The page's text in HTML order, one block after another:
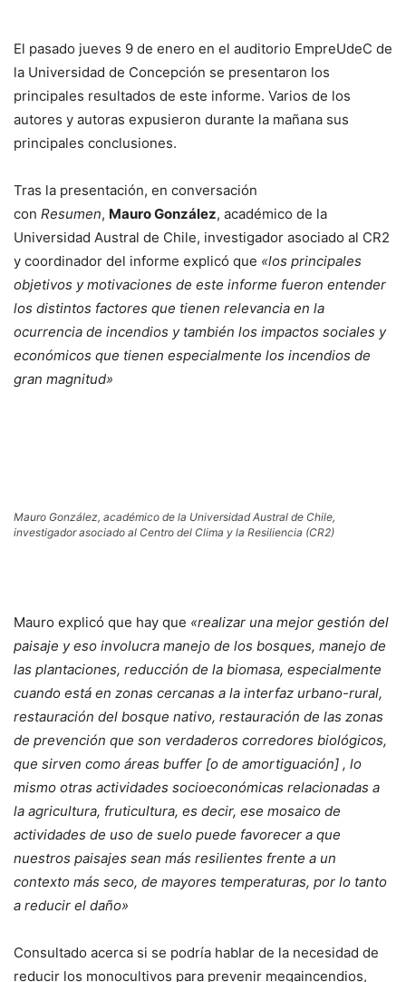
El pasado jueves 9 de enero en el auditorio EmpreUdeC de
la Universidad de Concepción se presentaron los
principales resultados de este informe. Varios de los
autores y autoras expusieron durante la mañana sus
principales conclusiones.
Tras la presentación, en conversación
con Resumen, Mauro González, académico de la
Universidad Austral de Chile, investigador asociado al CR2
y coordinador del informe explicó que «los principales
objetivos y motivaciones de este informe fueron entender
los distintos factores que tienen relevancia en la
ocurrencia de incendios y también los impactos sociales y
económicos que tienen especialmente los incendios de
gran magnitud»
Mauro González, académico de la Universidad Austral de Chile,
investigador asociado al Centro del Clima y la Resiliencia (CR2)
Mauro explicó que hay que «realizar una mejor gestión del
paisaje y eso involucra manejo de los bosques, manejo de
las plantaciones, reducción de la biomasa, especialmente
cuando está en zonas cercanas a la interfaz urbano-rural,
restauración del bosque nativo, restauración de las zonas
de prevención que son verdaderos corredores biológicos,
que sirven como áreas buffer [o de amortiguación] , lo
mismo otras actividades socioeconómicas relacionadas a
la agricultura, fruticultura, es decir, ese mosaico de
actividades de uso de suelo puede favorecer a que
nuestros paisajes sean más resilientes frente a un
contexto más seco, de mayores temperaturas, por lo tanto
a reducir el daño»
Consultado acerca si se podría hablar de la necesidad de
reducir los monocultivos para prevenir megaincendios,